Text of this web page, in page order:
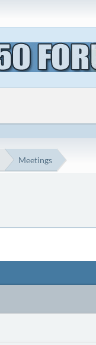
Meetings